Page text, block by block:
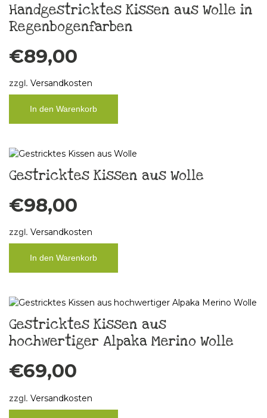
Handgestricktes Kissen aus Wolle in
Regenbogenfarben
€89,00
zzgl. Versandkosten
In den Warenkorb
Gestricktes Kissen aus Wolle
€98,00
zzgl. Versandkosten
In den Warenkorb
Gestricktes Kissen aus
hochwertiger Alpaka Merino Wolle
€69,00
zzgl. Versandkosten